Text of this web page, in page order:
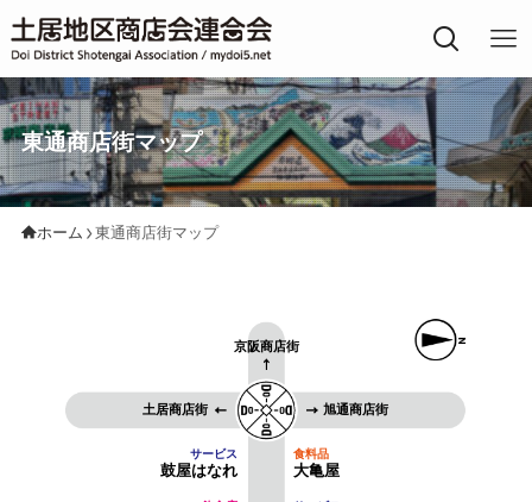
土居地区の商店街
東通商店街マップ
ホーム 東通商店街マップ
京阪商店街
土居商店街
鼓屋はなれ
旭通商店街
大亀屋